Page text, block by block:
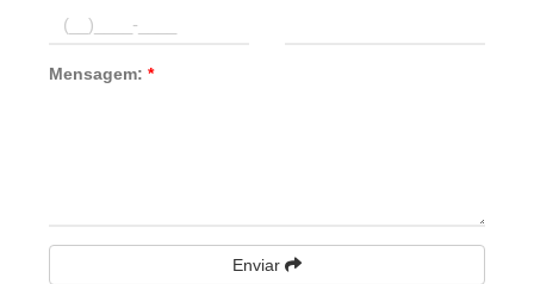
Mensagem:*
Enviar